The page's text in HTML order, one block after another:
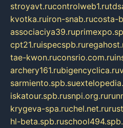
stroyavt.rucontrolweb1.ru
kvotka.ruiron-snab.rucosta-
associaciya39.ru
cpt21.ruispecspb.ru
tae-kwon.ruconsrio.com.ru
archery161.rubigencyclica.ru
sarmiento.spb.su
iskatour.spb.rusnpi.org.ru
krygeva-spa.ruchel.net.ru
hl-beta.spb.ru